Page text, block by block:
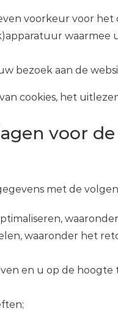
voorkeur voor het
waarmee
bezoek aan de
cookies, het
voor
met de
waaronder
waaronder het
en u op de